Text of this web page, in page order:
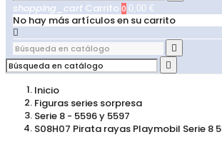
shopping_cart Carrito 0 0,00 €
No hay más artículos en su carrito



Inicio
Figuras series sorpresa
Serie 8 - 5596 y 5597
S08H07 Pirata rayas Playmobil Serie 8